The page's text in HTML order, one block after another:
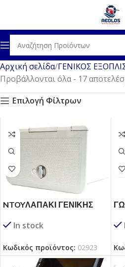
Αρχική σελίδα ΓΕΝΙΚΟΣ
Προβάλλονται όλα - 17
Επιλογή Φίλτρων
NTOYΛΑΠΑΚΙ ΓΕΝΙΚΗΣ
In stock
Κωδικός προϊόντος: 02923